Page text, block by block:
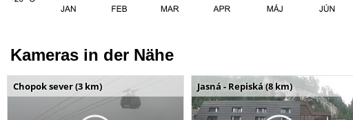
Kameras in der Nähe
Chopok sever (3 km) Jasná - Repiská (8 km)